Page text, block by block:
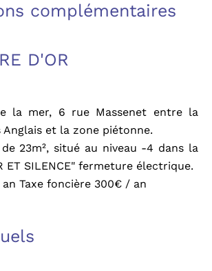
complémentaires
D'OR
la mer, 6 rue Massenet entre la
Anglais et la zone piétonne.
23m², situé au niveau -4 dans la
ET SILENCE" fermeture électrique.
Taxe foncière 300€ / an